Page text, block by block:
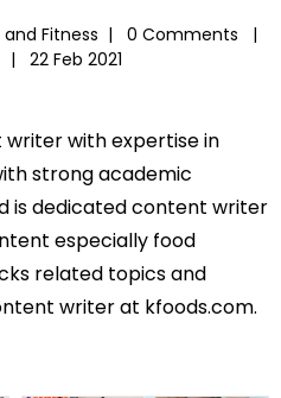
Fitness |
0 Comments |
|
22 Feb 2021
writer with expertise in
strong academic
is dedicated content writer
especially food
related topics and
writer at kfoods.com.